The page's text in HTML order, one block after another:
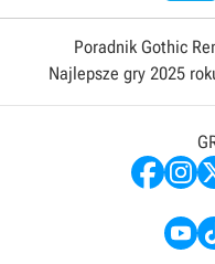
Poradnik Gothic
Najlepsze gry 2025